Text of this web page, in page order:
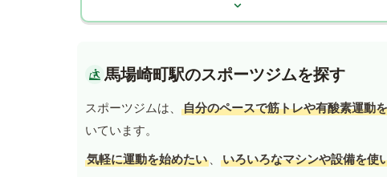
馬場崎町駅のスポーツジムを探す
スポーツジムは、 自分のペースで筋トレや有酸素運動
いています。
気軽に運動を始めたい 、 いろいろなマシンや設備を使